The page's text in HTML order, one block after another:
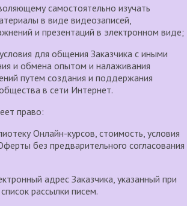
самостоятельно изучать
в виде видеозаписей,
и презентаций в электронном виде;
для общения Заказчика с иными
и обмена опытом и налаживания
путем создания и поддержания
в сети Интернет.
право:
Онлайн-курсов, стоимость, условия
без предварительного согласования
адрес Заказчика, указанный при
рассылки писем.